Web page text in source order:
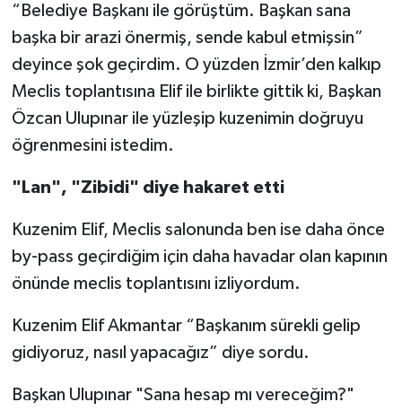
“Belediye Başkanı ile görüştüm. Başkan sana
başka bir arazi önermiş, sende kabul etmişsin”
deyince şok geçirdim. O yüzden İzmir’den kalkıp
Meclis toplantısına Elif ile birlikte gittik ki, Başkan
Özcan Ulupınar ile yüzleşip kuzenimin doğruyu
öğrenmesini istedim.
"Lan", "Zibidi" diye hakaret etti
Kuzenim Elif, Meclis salonunda ben ise daha önce
by-pass geçirdiğim için daha havadar olan kapının
önünde meclis toplantısını izliyordum.
Kuzenim Elif Akmantar “Başkanım sürekli gelip
gidiyoruz, nasıl yapacağız” diye sordu.
Başkan Ulupınar "Sana hesap mı vereceğim?"